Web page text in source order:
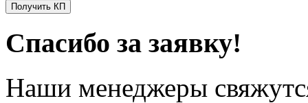
Получить КП
Спасибо за заявку!
Наши менеджеры